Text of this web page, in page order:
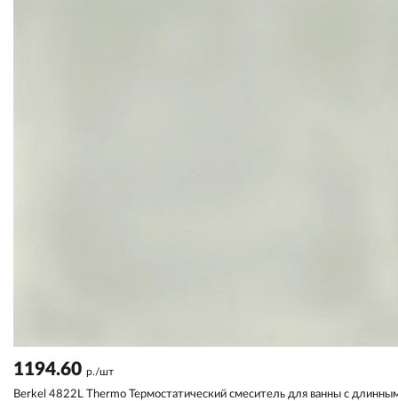
1194.60 р./шт
Berkel 4822L Thermo Термостатический смеситель для ванны с